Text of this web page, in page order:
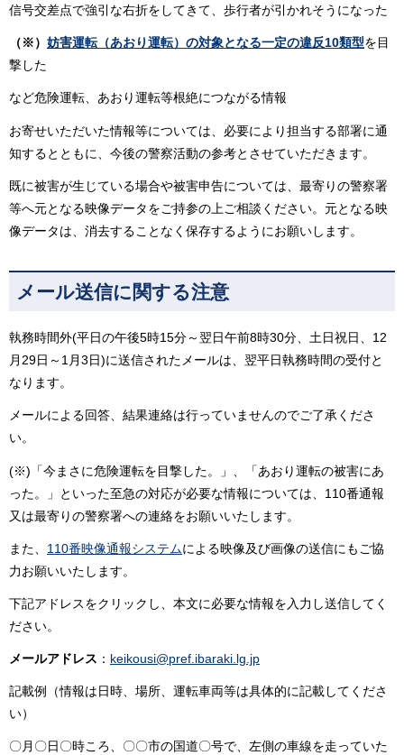
信号交差点で強引な右折をしてきて、歩行者が引かれそうになった
（※） 妨害運転（あおり運転）の対象となる一定の違反10類型を目
撃した
など危険運転、あおり運転等根絶につながる情報
お寄せいただいた情報等については、必要により担当する部署に通
知するとともに、今後の警察活動の参考とさせていただきます。
既に被害が生じている場合や被害申告については、最寄りの警察署
等へ元となる映像データをご持参の上ご相談ください。元となる映
像データは、消去することなく保存するようにお願いします。
メール送信に関する注意
執務時間外(平日の午後5時15分～翌日午前8時30分、土日祝日、12
月29日～1月3日)に送信されたメールは、翌平日執務時間の受付と
なります。
メールによる回答、結果連絡は行っていませんのでご了承くださ
い。
(※)「今まさに危険運転を目撃した。」、「あおり運転の被害にあ
った。」といった至急の対応が必要な情報については、110番通報
又は最寄りの警察署への連絡をお願いいたします。
また、 110番映像通報システムによる映像及び画像の送信にもご協
力お願いいたします。
下記アドレスをクリックし、本文に必要な情報を入力し送信してく
ださい。
メールアドレス ： keikousi@pref.ibaraki.lg.jp
記載例（情報は日時、場所、運転車両等は具体的に記載してくださ
い）
〇月〇日〇時ころ、〇〇市の国道〇号で、左側の車線を走っていた